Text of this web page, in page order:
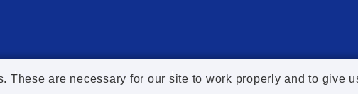
SNSポリシー セールスポリシー サイトマップ
These are necessary for our site to work properly and to give